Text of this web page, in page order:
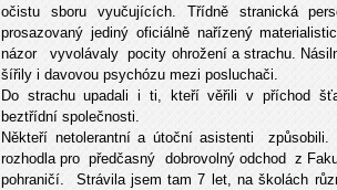
očistu sboru vyučujících. Třídně stranická
prosazovaný jediný oficiálně nařízený
názor vyvolávaly pocity ohrožení a strachu.
šířily i davovou psychózu mezi posluchači.
Do strachu upadali i ti, kteří věřili v příchod
beztřídní společnosti.
Někteří netolerantní a útoční asistenti
rozhodla pro předčasný dobrovolný odchod z
pohraničí. Strávila jsem tam 7 let, na školách